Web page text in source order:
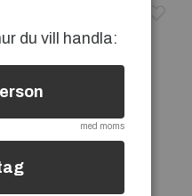
du vill handla:
med moms